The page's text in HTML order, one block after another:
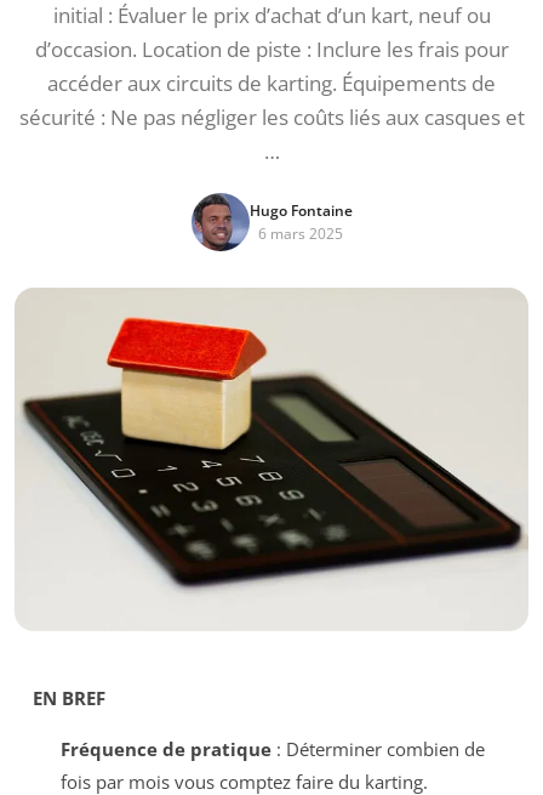
initial : Évaluer le prix d’achat d’un kart, neuf ou
d’occasion. Location de piste : Inclure les frais pour
accéder aux circuits de karting. Équipements de
sécurité : Ne pas négliger les coûts liés aux casques et
…
Hugo Fontaine
6 mars 2025
EN BREF
Fréquence de pratique: Déterminer combien de
fois par mois vous comptez faire du karting.